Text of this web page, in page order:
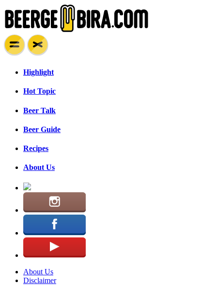
Highlight
Hot Topic
Beer Talk
Beer Guide
Recipes
About Us
About Us
Disclaimer